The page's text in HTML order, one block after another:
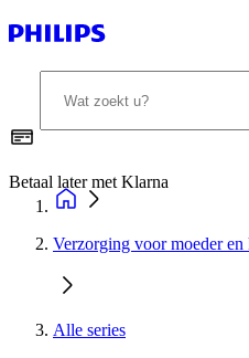
Betaal later met Klarna
Verzorging voor moeder en
Alle series